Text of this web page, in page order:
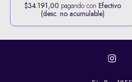
$34.191,00 pagando conEfectivo
(desc. no acumulable)